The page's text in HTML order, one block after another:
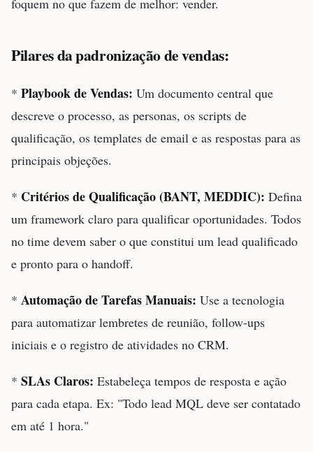
Pilares da padronização de vendas:
* Playbook de Vendas: Um documento central que
descreve o processo, as personas, os scripts de
qualificação, os templates de email e as respostas para as
principais objeções.
* Critérios de Qualificação (BANT, MEDDIC): Defina
um framework claro para qualificar oportunidades. Todos
no time devem saber o que constitui um lead qualificado
e pronto para o handoff.
* Automação de Tarefas Manuais: Use a tecnologia
para automatizar lembretes de reunião, follow-ups
iniciais e o registro de atividades no CRM.
* SLAs Claros: Estabeleça tempos de resposta e ação
para cada etapa. Ex: "Todo lead MQL deve ser contatado
em até 1 hora."